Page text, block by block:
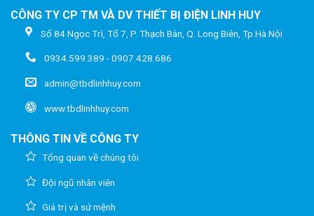
CÔNG TY CP TM VÀ DV THIẾT BỊ ĐIỆN LINH HUY
Số 84 Ngọc Trì, Tổ 7, P. Thạch Bàn, Q. Long Biên, Tp.Hà Nội
0934.599.389 - 0907.428.686
admin@tbdlinhhuy.com
www.tbdlinhhuy.com
THÔNG TIN VỀ CÔNG TY
Tổng quan về chúng tôi
Đội ngũ nhân viên
Giá trị và sứ mệnh